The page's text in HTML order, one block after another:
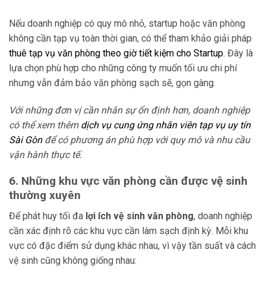
Nếu doanh nghiệp có quy mô nhỏ, startup hoặc văn phòng
không cần tạp vụ toàn thời gian, có thể tham khảo giải pháp
thuê tạp vụ văn phòng theo giờ tiết kiệm cho Startup. Đây là
lựa chọn phù hợp cho những công ty muốn tối ưu chi phí
nhưng vẫn đảm bảo văn phòng sạch sẽ, gọn gàng.
Với những đơn vị cần nhân sự ổn định hơn, doanh nghiệp
có thể xem thêm dịch vụ cung ứng nhân viên tạp vụ uy tín
Sài Gònđể có phương án phù hợp với quy mô và nhu cầu
vận hành thực tế.
6. Những khu vực văn phòng cần được vệ sinh
thường xuyên
Để phát huy tối đa lợi ích vệ sinh văn phòng, doanh nghiệp
cần xác định rõ các khu vực cần làm sạch định kỳ. Mỗi khu
vực có đặc điểm sử dụng khác nhau, vì vậy tần suất và cách
vệ sinh cũng không giống nhau: